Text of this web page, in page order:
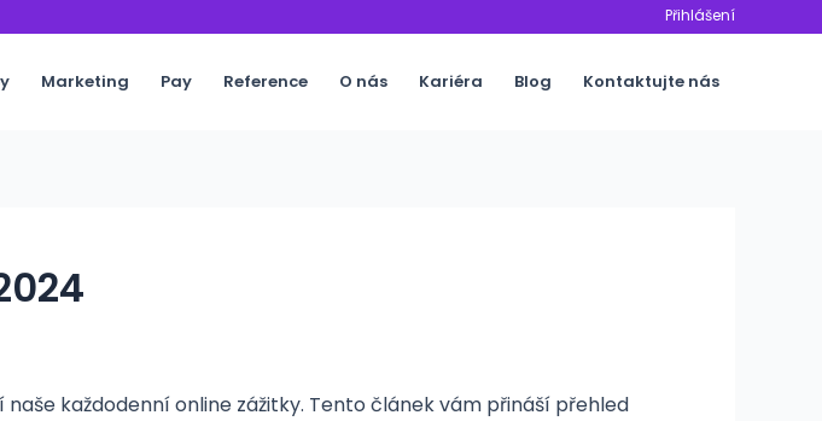
Přihlášení
Marketing Pay Reference O nás Kariéra Blog Kontaktujte nás
každodenní online zážitky. Tento článek vám přináší přehled